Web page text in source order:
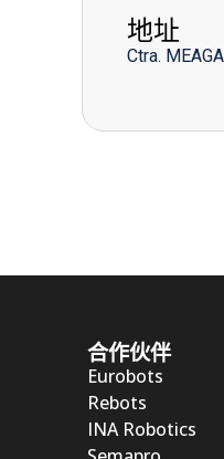
地址
Ctra.
合作伙伴
Eurobots
Rebots
INA Robotics